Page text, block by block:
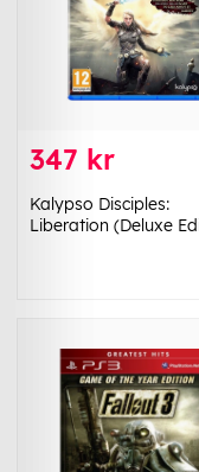
347 kr
Kalypso Disciples:
Liberation (Deluxe